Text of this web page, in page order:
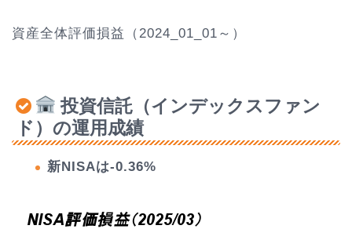
資産全体評価損益（2024_01_01～）
投資信託（インデックスファン
ド）の運用成績
新NISAは-0.36%